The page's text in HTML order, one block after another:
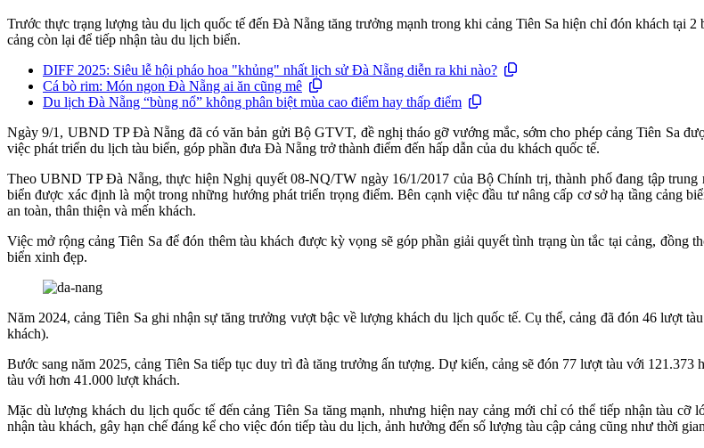
Trước thực trạng lượng tàu du lịch quốc tế đến Đà Nẵng tăng trưởng mạnh trong khi cảng Tiên Sa hiện chỉ đón khách tại
cảng còn lại để tiếp nhận tàu du lịch biển.
DIFF 2025: Siêu lễ hội pháo hoa "khủng" nhất lịch sử Đà Nẵng diễn ra khi nào?
Cá bò rim: Món ngon Đà Nẵng ai ăn cũng mê
Du lịch Đà Nẵng “bùng nổ” không phân biệt mùa cao điểm hay thấp điểm
Ngày 9/1, UBND TP Đà Nẵng đã có văn bản gửi Bộ GTVT, đề nghị tháo gỡ vướng mắc, sớm cho phép cảng Tiên Sa
việc phát triển du lịch tàu biển, góp phần đưa Đà Nẵng trở thành điểm đến hấp dẫn của du khách quốc tế.
Theo UBND TP Đà Nẵng, thực hiện Nghị quyết 08-NQ/TW ngày 16/1/2017 của Bộ Chính trị, thành phố đang tập
biển được xác định là một trong những hướng phát triển trọng điểm. Bên cạnh việc đầu tư nâng cấp cơ sở hạ tầng cảng
an toàn, thân thiện và mến khách.
Việc mở rộng cảng Tiên Sa để đón thêm tàu khách được kỳ vọng sẽ góp phần giải quyết tình trạng ùn tắc tại cảng, đồng
biển xinh đẹp.
Năm 2024, cảng Tiên Sa ghi nhận sự tăng trưởng vượt bậc về lượng khách du lịch quốc tế. Cụ thể, cảng đã đón 46 lượt
khách).
Bước sang năm 2025, cảng Tiên Sa tiếp tục duy trì đà tăng trưởng ấn tượng. Dự kiến, cảng sẽ đón 77 lượt tàu với
tàu với hơn 41.000 lượt khách.
Mặc dù lượng khách du lịch quốc tế đến cảng Tiên Sa tăng mạnh, nhưng hiện nay cảng mới chỉ có thể tiếp nhận tàu
nhận tàu khách, gây hạn chế đáng kể cho việc đón tiếp tàu du lịch, ảnh hưởng đến số lượng tàu cập cảng cũng như thời